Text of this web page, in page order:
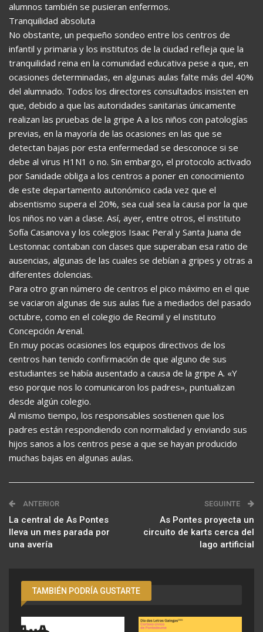
alumnos también se pusieran enfermos.
Tranquilidad absoluta
No obstante, un pequeño sondeo entre los centros de
infantil y primaria y los institutos de la ciudad refleja que la
tranquilidad reina en la comunidad educativa pese a que, en
ocasiones determinadas, en algunas aulas falte más del 40%
del alumnado. Todos los directores consultados insisten en
que, debido a que las autoridades sanitarias únicamente
realizan las pruebas de la gripe A a los niños con patologías
previas, en la mayoría de las ocasiones en las que se
detectan bajas por esta enfermedad se desconoce si se
debe al virus H1N1 o no. Sin embargo, el protocolo activado
por Sanidade obliga a los centros a poner en conocimiento
de este departamento autonómico cada vez que el
absentismo supera el 20%, sea cual sea la causa por la que
los niños no van a clase. Así, ayer, entre otros, el instituto
Sofía Casanova y los colegios Isaac Peral y Santa Juana de
Lestonnac contaban con clases que superaban esa ratio de
ausencias, algunas de las cuales se debían a gripes y otras a
diferentes dolencias.
Para otro gran número de centros el pico máximo en el que
se vaciaron algunas de sus aulas fue a mediados del pasado
octubre, como en el colegio de Recimil y el instituto
Concepción Arenal.
En muy pocas ocasiones los equipos directivos de los
centros han tenido confirmación de que alguno de sus
estudiantes se había ausentado a causa de la gripe A. «Y
eso porque nos lo comunicaron los padres», puntualizan
desde algún colegio.
Al mismo tiempo, los responsables sostienen que los
padres están respondiendo con normalidad y enviando sus
hijos sanos a los centros pese a que se hayan producido
muchas bajas en algunas aulas.
ANTERIOR
La central de As Pontes
lleva un mes parada por
una avería
SEGUINTE
As Pontes proyecta un
circuito de karts cerca del
lago artificial
TAMBIÉN PODRÍA GUSTARTE